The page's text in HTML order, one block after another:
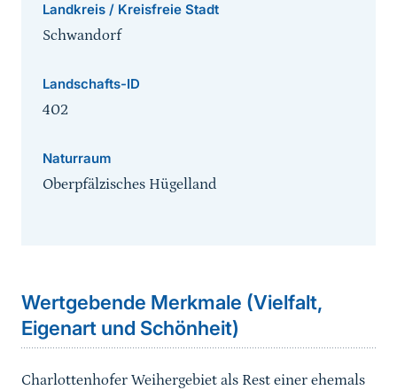
Landkreis / Kreisfreie Stadt
Schwandorf
Landschafts-ID
402
Naturraum
Oberpfälzisches Hügelland
Wertgebende Merkmale (Vielfalt,
Eigenart und Schönheit)
Charlottenhofer Weihergebiet als Rest einer ehemals